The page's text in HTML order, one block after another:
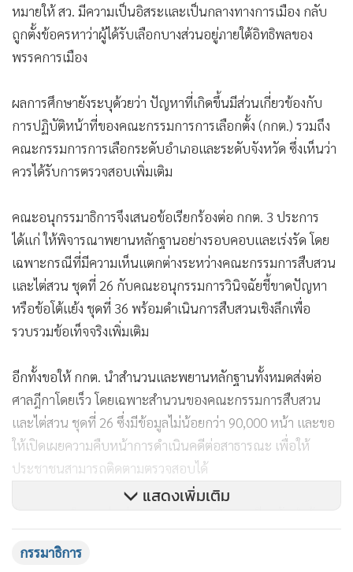
หมายให้ สว. มีความเป็นอิสระและเป็นกลางทางการเมือง กลับ
ถูกตั้งข้อครหาว่าผู้ได้รับเลือกบางส่วนอยู่ภายใต้อิทธิพลของ
พรรคการเมือง
ผลการศึกษายังระบุด้วยว่า ปัญหาที่เกิดขึ้นมีส่วนเกี่ยวข้องกับ
การปฏิบัติหน้าที่ของคณะกรรมการการเลือกตั้ง (กกต.) รวมถึง
คณะกรรมการการเลือกระดับอำเภอและระดับจังหวัด ซึ่งเห็นว่า
ควรได้รับการตรวจสอบเพิ่มเติม
คณะอนุกรรมาธิการจึงเสนอข้อเรียกร้องต่อ กกต. 3 ประการ
ได้แก่ ให้พิจารณาพยานหลักฐานอย่างรอบคอบและเร่งรัด โดย
เฉพาะกรณีที่มีความเห็นแตกต่างระหว่างคณะกรรมการสืบสวน
และไต่สวน ชุดที่ 26 กับคณะอนุกรรมการวินิจฉัยชี้ขาดปัญหา
หรือข้อโต้แย้ง ชุดที่ 36 พร้อมดำเนินการสืบสวนเชิงลึกเพื่อ
รวบรวมข้อเท็จจริงเพิ่มเติม
อีกทั้งขอให้ กกต. นำสำนวนและพยานหลักฐานทั้งหมดส่งต่อ
ศาลฎีกาโดยเร็ว โดยเฉพาะสำนวนของคณะกรรมการสืบสวน
และไต่สวน ชุดที่ 26 ซึ่งมีข้อมูลไม่น้อยกว่า 90,000 หน้า และขอ
ให้เปิดเผยความคืบหน้าการดำเนินคดีต่อสาธารณะ เพื่อให้
ประชาชนสามารถติดตามตรวจสอบได้
ด้าน น.ส.พนิดา กล่าวว่า คณะอนุกรรมาธิการเตรียมจัดทำข้อ
เสนอให้ทบทวนความจำเป็นของการมีสมาชิกวุฒิสภา รวมถึง
แสดงเพิ่มเติม
กรรมาธิการ